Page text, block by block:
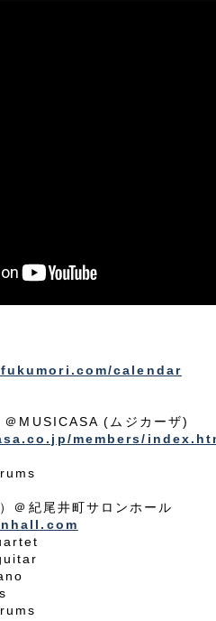
calendar
MUSICASA (ムジカーザ)
members/
＠紀尾井町サロンホール